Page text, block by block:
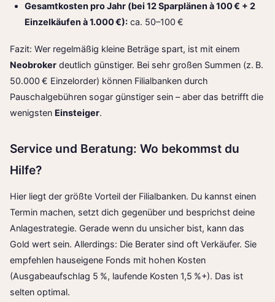
Gesamtkosten pro Jahr (bei 12 Sparplänen à 100 € + 2
Einzelkäufen à 1.000 €): ca. 50–100 €
Fazit: Wer regelmäßig kleine Beträge spart, ist mit einem
Neobroker deutlich günstiger. Bei sehr großen Summen (z. B.
50.000 € Einzelorder) können Filialbanken durch
Pauschalgebühren sogar günstiger sein – aber das betrifft die
wenigsten Einsteiger.
Service und Beratung: Wo bekommst du
Hilfe?
Hier liegt der größte Vorteil der Filialbanken. Du kannst einen
Termin machen, setzt dich gegenüber und besprichst deine
Anlagestrategie. Gerade wenn du unsicher bist, kann das
Gold wert sein. Allerdings: Die Berater sind oft Verkäufer. Sie
empfehlen hauseigene Fonds mit hohen Kosten
(Ausgabeaufschlag 5 %, laufende Kosten 1,5 %+). Das ist
selten optimal.